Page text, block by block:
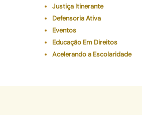
Justiça Itinerante
Defensoria Ativa
Eventos
Educação Em Direitos
Acelerando a Escolaridade